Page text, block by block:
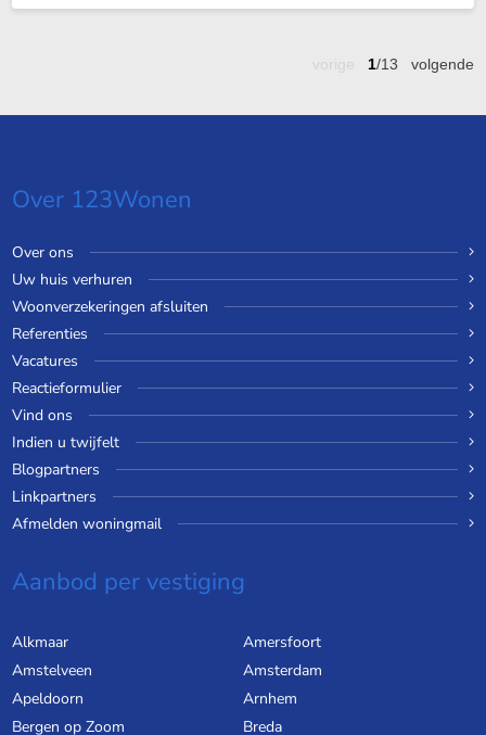
1/13volgende
Over 123Wonen
Over ons
Uw huis verhuren
Woonverzekeringen afsluiten
Referenties
Vacatures
Reactieformulier
Vind ons
Indien u twijfelt
Blogpartners
Linkpartners
Afmelden woningmail
Aanbod per vestiging
Alkmaar
Amersfoort
Amstelveen
Amsterdam
Apeldoorn
Arnhem
Bergen op Zoom
Breda